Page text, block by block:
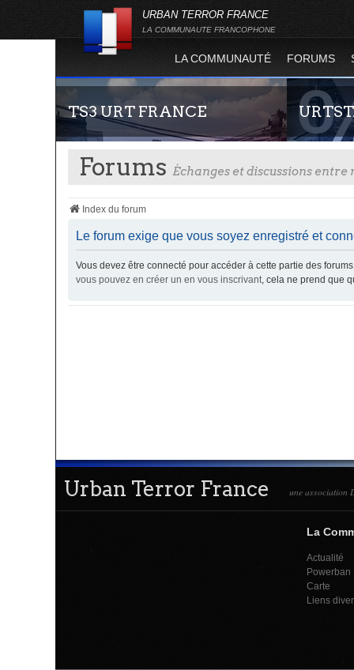
URBAN TERROR FRANCE
LA COMMUNAUTE FRANCOPHONE
LA COMMUNAUTÉ FORUMS
TS3 URT FRANCE
Envie de parler avec les autres membres de la
communauté ? Alors venez vous connecter,
totalité des
Forums Échanges et discussions
Index du forum
Le forum exige que vous soyez enregistré et
Vous devez être connecté pour accéder à cette partie des
vous pouvez en créer un en vous inscrivant, cela ne prend que
Urban Terror France une association
La
Actualité
Powerban
Carte
Liens